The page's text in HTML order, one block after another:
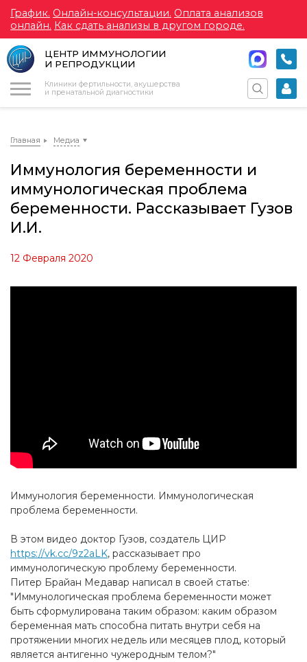
График. Онлайн-консультации. Оплата анализов
онлайн. Как сдать анализы в другом городе.
ЦЕНТР ИММУНОЛОГИИ
И РЕПРОДУКЦИИ
Клиники фертильности, акушерства
и пренатальной диагностики
Главная Медиа
Иммунология беременности и
иммунологическая проблема
беременности. Рассказывает Гузов
И.И.
12 Февраля 2020
Иммунология беременности. Иммунологическая
проблема беременности.
В этом видео доктор Гузов, создатель ЦИР
https://vk.cc/9z2aLK, рассказывает про
иммунологическую проблему беременности.
Питер Брайан Медавар написал в своей статье:
"Иммунологическая проблема беременности может
быть сформулирована таким образом: каким образом
беременная мать способна питать внутри себя на
протяжении многих недель или месяцев плод, который
является антигенно чужеродным телом?"